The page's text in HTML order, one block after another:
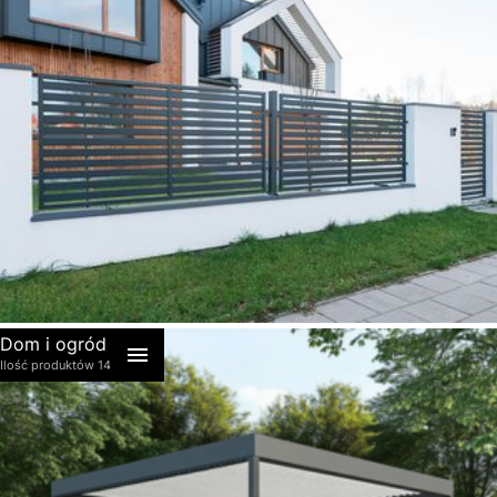
akcesoria
Dom i ogród
Ilość produktów 14